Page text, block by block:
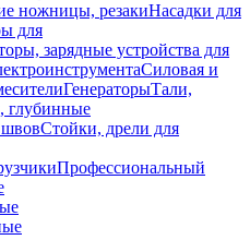
ножницы, резакиНасадки для
для
зарядные устройства для
Силовая и
ГенераторыТали,
глубинные
швовСтойки, дрели для
Профессиональный